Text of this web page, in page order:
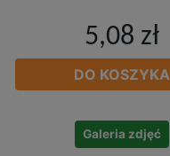
5,08 zł
DO KOSZYKA
Galeria zdjęć